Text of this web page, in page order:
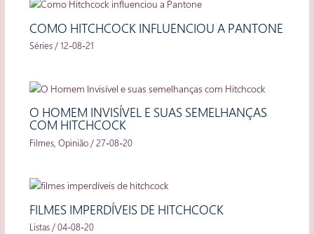
COMO HITCHCOCK INFLUENCIOU A PANTONE
Séries/12-08-21
O HOMEM INVISÍVEL E SUAS SEMELHANÇAS
COM HITCHCOCK
Filmes, Opinião/27-08-20
FILMES IMPERDÍVEIS DE HITCHCOCK
Listas/04-08-20